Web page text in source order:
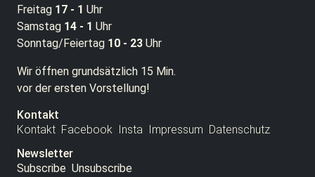
Freitag 17 - 1 Uhr
Samstag 14 - 1 Uhr
Sonntag/Feiertag 10 - 23 Uhr
Wir öffnen grundsätzlich 15 Min.
vor der ersten Vorstellung!
Kontakt
Kontakt Facebook Insta Impressum Datenschutz
Newsletter
Subscribe Unsubscribe